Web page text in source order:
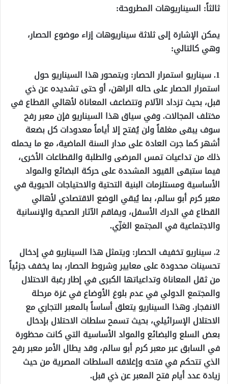
ثالثاً: السيناريوهات المطروحة:
يمكن الإشارة إلى ثلاثة سيناريوهات إزاء موضوع الحصار،
وهي كالتالي:
1. سيناريو استمرار الحصار: ويتمحور هذا السيناريو حول
استمرار الحصار على حاله الراهن، أو حتى تشديده عن ذي
قبل، بحيث تزداد الآلام وتتضاعف المعاناة لأهالي القطاع في
مختلف المجالات. وفي سياق هذا السيناريو فإن معبر رفح
سوف يبقى مغلقاً ولن يُفتح إلا أياماً معدودات كل بضعة
أشهر كما جرت العادة على مدار السنة الماضية، مع ما يحمله
ذلك من تداعيات تمس المرضى والطلبة والقطاعات الأخرى،
فيما ستبقى القيود المشددة على حركة البضائع والمواد
الأساسية ومستلزمات البنية التحتية والاحتياجات الحيوية في
معبر كرم أبو سالم، بما يُبقي الوضع الاقتصادي لأهالي
القطاع في الدرك الأسفل، ويفاقم الآثار الصحية والإنسانية
والاجتماعية في المجتمع الغزّي.
2. سيناريو تخفيف الحصار: ويتمثل هذا السيناريو في إدخال
تحسينات محدودة على معايير وشروط الحصار، بما يخفف جزئياً
من ثقل المعاناة وتداعياتها الكبرى في إطار رغبة الاحتلال
والمجتمع الدولي في عدم بلوغ الأوضاع في غزة مرحلة
الانفجار. وهذا السيناريو يتعلق أساساً بالمعبر التجاري مع
الاحتلال الإسرائيلي، بحيث تسمح سلطات الاحتلال بإدخال
بعض السلع والبضائع والمواد الأساسية التي كانت محظورة
في السابق عبر معبر كرم أبو سالم، وقد يطال الأمر معبر رفح
الذي تتحكم في فتحه وإغلاقه السلطات المصرية من حيث
زيادة عدد أيام فتح المعبر عن ذي قبل.